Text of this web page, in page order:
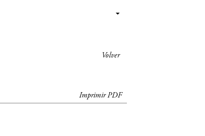
Volver
Imprimir PDF